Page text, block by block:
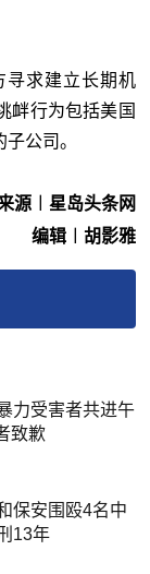
寻求建立长期机
衅行为包括美国
公司。
源︱星岛头条网
编辑︱胡影雅
力受害者共进午
致歉
保安围殴4名中
13年